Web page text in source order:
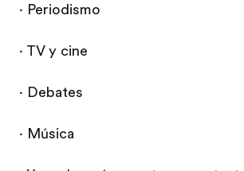
· Periodismo
· TV y cine
· Debates
· Música